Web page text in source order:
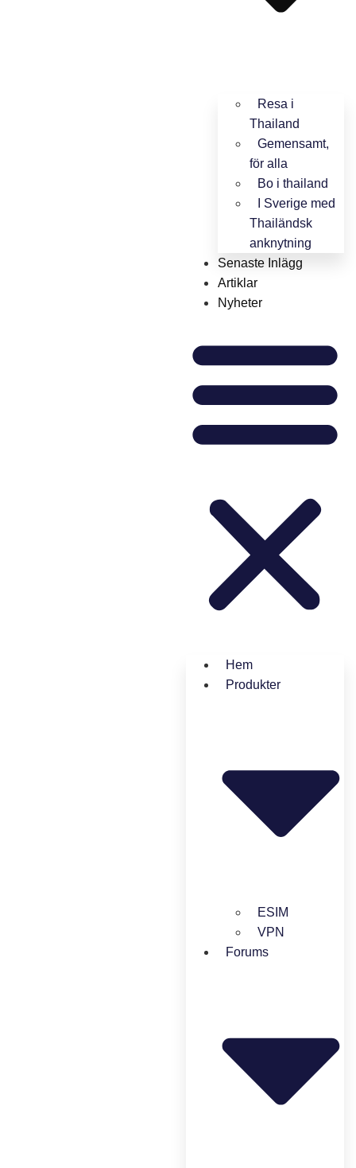
Resa i
Thailand
Gemensamt,
för alla
Bo i thailand
I Sverige med
Thailändsk
anknytning
Senaste Inlägg
Artiklar
Nyheter
Hem
Produkter
ESIM
VPN
Forums